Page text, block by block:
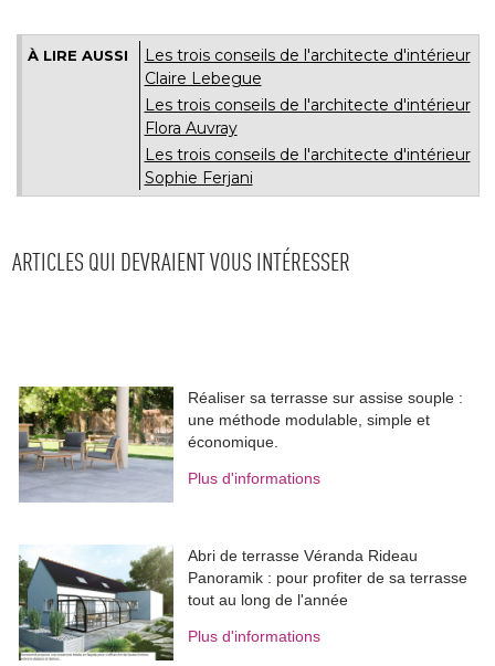
À LIRE AUSSI
Les trois conseils de l'architecte d'intérieur
Claire Lebegue
Les trois conseils de l'architecte d'intérieur
Flora Auvray
Les trois conseils de l'architecte d'intérieur
Sophie Ferjani
ARTICLES QUI DEVRAIENT VOUS INTÉRESSER
Réaliser sa terrasse sur assise souple :
une méthode modulable, simple et
économique.
Plus d'informations
Abri de terrasse Véranda Rideau
Panoramik : pour profiter de sa terrasse
tout au long de l'année
Plus d'informations